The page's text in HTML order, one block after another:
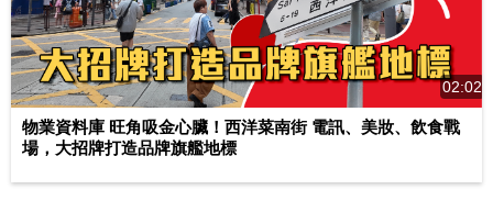
02:02
物業資料庫 旺角吸金心臟！西洋菜南街 電訊、美妝、飲食戰
場，大招牌打造品牌旗艦地標